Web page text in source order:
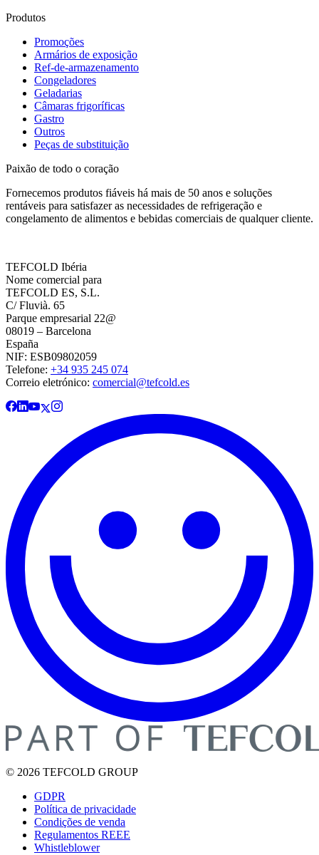
Produtos
Promoções
Armários de exposição
Ref-de-armazenamento
Congeladores
Geladarias
Câmaras frigoríficas
Gastro
Outros
Peças de substituição
Paixão de todo o coração
Fornecemos produtos fiáveis há mais de 50 anos e soluções
rentáveis para satisfazer as necessidades de refrigeração e
congelamento de alimentos e bebidas comerciais de qualquer cliente.
TEFCOLD Ibéria
Nome comercial para
TEFCOLD ES, S.L.
C/ Fluvià. 65
Parque empresarial 22@
08019 – Barcelona
España
NIF: ESB09802059
Telefone: +34 935 245 074
Correio eletrónico: comercial@tefcold.es
© 2026 TEFCOLD GROUP
GDPR
Política de privacidade
Condições de venda
Regulamentos REEE
Whistleblower